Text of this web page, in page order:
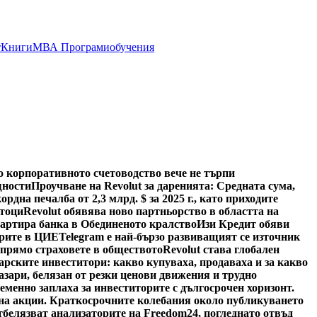
КнигиМВА Програмиобучения
счетоводство вече не търпи
Проучване на Revolut за даренията: Средната сума,
печалба от 2,3 млрд. $ за 2025 г., като приходите
Revolut обявява ново партньорство в областта на
банка в Обединеното кралствоИзи Кредит обяви
в ЦИЕTelegram е най-бързо развиващият се източник
страховете в обществотоRevolut става глобален
инвеститори: какво купуваха, продаваха и за какво
белязан от резки ценови движения и трудно
заплаха за инвеститорите с дългосрочен хоризонт.
акции. Краткосрочните колебания около публикуването
анализаторите на Freedom24, погледнато отвъд